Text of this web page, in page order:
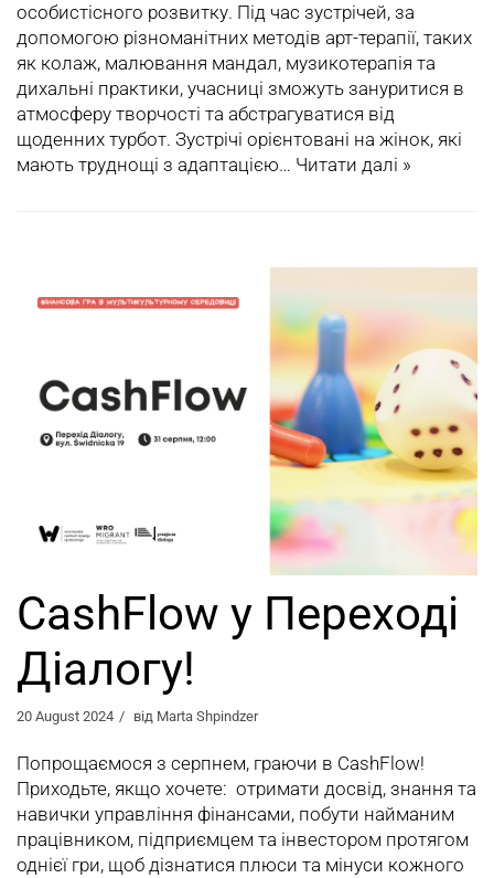
особистісного розвитку. Під час зустрічей, за
допомогою різноманітних методів арт-терапії, таких
як колаж, малювання мандал, музикотерапія та
дихальні практики, учасниці зможуть зануритися в
атмосферу творчості та абстрагуватися від
щоденних турбот. Зустрічі орієнтовані на жінок, які
мають труднощі з адаптацією… Читати далі »
CashFlow у Переході
Діалогу!
20 August 2024 від Marta Shpindzer
Попрощаємося з серпнем, граючи в CashFlow!
Приходьте, якщо хочете: отримати досвід, знання та
навички управління фінансами, побути найманим
працівником, підприємцем та інвестором протягом
однієї гри, щоб дізнатися плюси та мінуси кожного